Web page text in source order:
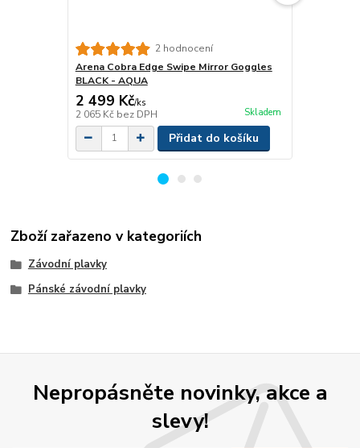
2 hodnocení
Arena Cobra Edge Swipe Mirror Goggles
BLACK - AQUA
2 499 Kč/ks
2 065 Kč bez DPH Skladem
Přidat do košíku
Zboží zařazeno v kategoriích
Závodní plavky
Pánské závodní plavky
Nepropásněte novinky, akce a
slevy!